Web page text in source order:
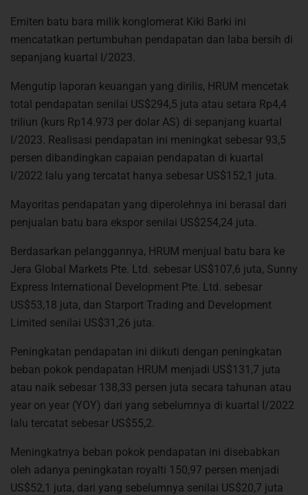
Emiten batu bara milik konglomerat Kiki Barki ini
mencatatkan pertumbuhan pendapatan dan laba bersih di
sepanjang kuartal I/2023.
Mengutip laporan keuangan yang dirilis, HRUM mencetak
total pendapatan senilai US$294,5 juta atau setara Rp4,4
triliun (kurs Rp14.973 per dolar AS) di sepanjang kuartal
I/2023. Realisasi pendapatan ini meningkat sebesar 93,5
persen dibandingkan capaian pendapatan di kuartal
I/2022 lalu yang tercatat hanya sebesar US$152,1 juta.
Mayoritas pendapatan yang diperolehnya ini berasal dari
penjualan batu bara ekspor senilai US$254,24 juta.
Berdasarkan pelanggannya, HRUM menjual batu bara ke
Jera Global Markets Pte. Ltd. sebesar US$107,6 juta, Sunny
Express International Development Pte. Ltd. sebesar
US$53,18 juta, dan Starport Trading and Development
Limited senilai US$31,26 juta.
Peningkatan pendapatan ini diikuti dengan peningkatan
beban pokok pendapatan HRUM menjadi US$131,7 juta
atau naik sebesar 138,33 persen juta secara tahunan atau
year on year (YOY) dari yang sebelumnya di kuartal I/2022
lalu tercatat sebesar US$55,2.
Meningkatnya beban pokok pendapatan ini disebabkan
oleh adanya peningkatan royalti 150,97 persen menjadi
US$52,1 juta, dari yang sebelumnya senilai US$20,7 juta